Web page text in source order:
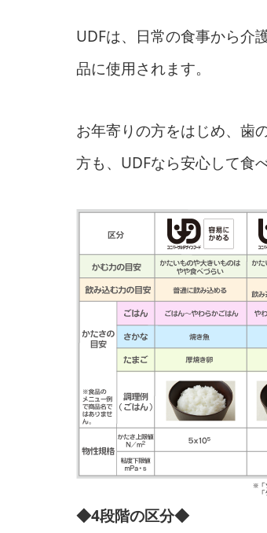
UDFは、日常の食事から介
品に使用されます。
お年寄りの方をはじめ、歯
方も、UDFなら安心して食
◆4段階の区分◆